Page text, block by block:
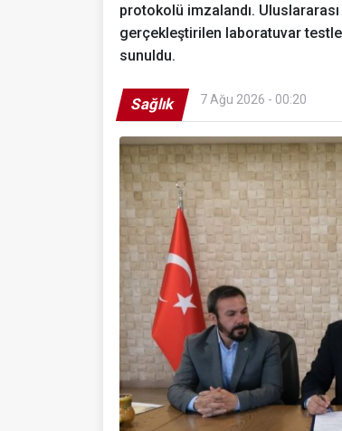
protokolü imzalandı.
gerçekleştirilen laboratuvar
sunuldu.
Sağlık 7 Ağu 2026 - 00:20